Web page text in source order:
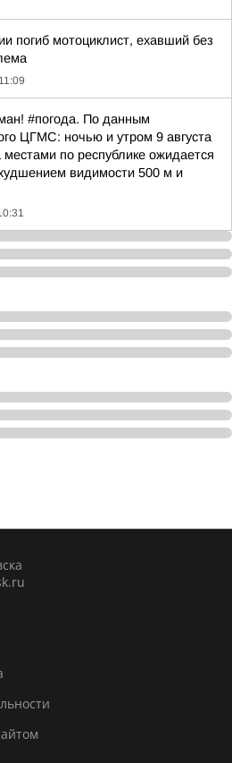
погиб мотоциклист, ехавший без
#погода. По данным
ЦГМС: ночью и утром 9 августа
местами по республике ожидается
видимости 500 м и